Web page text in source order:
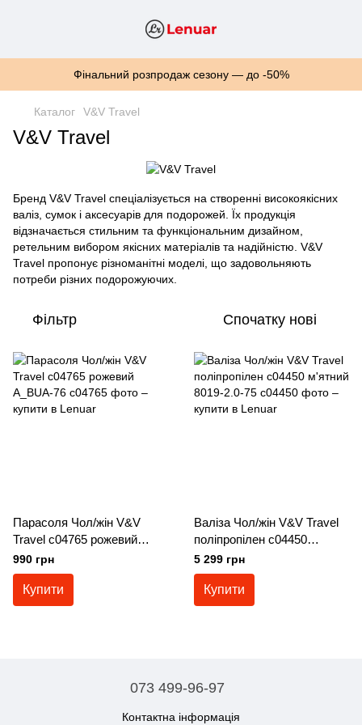
Фінальний розпродаж сезону — до -50%
Каталог V&V Travel
V&V Travel
Бренд V&V Travel спеціалізується на створенні високоякісних
валіз, сумок і аксесуарів для подорожей. Їх продукція
відзначається стильним та функціональним дизайном,
ретельним вибором якісних матеріалів та надійністю. V&V
Travel пропонує різноманітні моделі, що задовольняють
потреби різних подорожуючих.
Фільтр Спочатку нові
Парасоля Чол/жін V&V
Travel c04765 рожевий
A_BUA-76, Рожевий
990 грн
Купити
Валіза Чол/жін V&V Travel
поліпропілен c04450
м'ятний 8019-2.0-75,
М'ятний
5 299 грн
Купити
073 499-96-97
Контактна інформація